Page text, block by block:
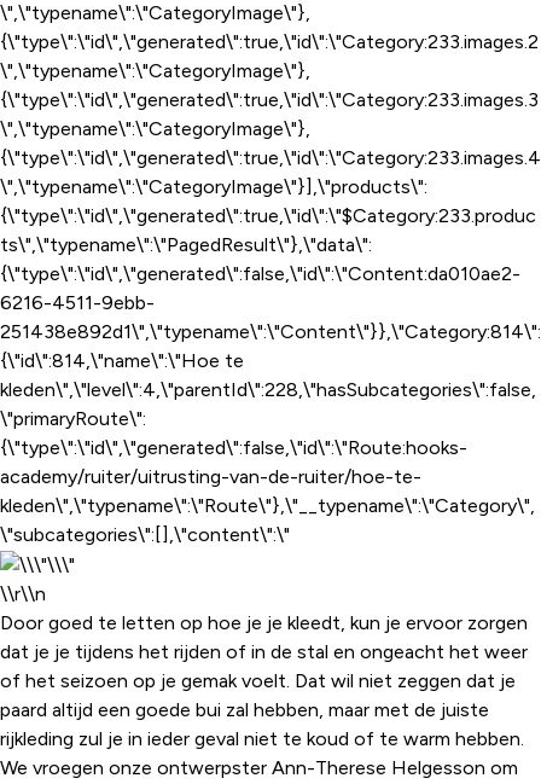
\",\"typename\":\"CategoryImage\"},
{\"type\":\"id\",\"generated\":true,\"id\":\"Category:233.images.2
\",\"typename\":\"CategoryImage\"},
{\"type\":\"id\",\"generated\":true,\"id\":\"Category:233.images.3
\",\"typename\":\"CategoryImage\"},
{\"type\":\"id\",\"generated\":true,\"id\":\"Category:233.images.4
\",\"typename\":\"CategoryImage\"}],\"products\":
{\"type\":\"id\",\"generated\":true,\"id\":\"$Category:233.produc
ts\",\"typename\":\"PagedResult\"},\"data\":
{\"type\":\"id\",\"generated\":false,\"id\":\"Content:da010ae2-
6216-4511-9ebb-
251438e892d1\",\"typename\":\"Content\"}},\"Category:814\":
{\"id\":814,\"name\":\"Hoe te
kleden\",\"level\":4,\"parentId\":228,\"hasSubcategories\":false,
\"primaryRoute\":
{\"type\":\"id\",\"generated\":false,\"id\":\"Route:hooks-
academy/ruiter/uitrusting-van-de-ruiter/hoe-te-
kleden\",\"typename\":\"Route\"},\"__typename\":\"Category\",
\"subcategories\":[],\"content\":\"
\\r\\n
Door goed te letten op hoe je je kleedt, kun je ervoor zorgen
dat je je tijdens het rijden of in de stal en ongeacht het weer
of het seizoen op je gemak voelt. Dat wil niet zeggen dat je
paard altijd een goede bui zal hebben, maar met de juiste
rijkleding zul je in ieder geval niet te koud of te warm hebben.
We vroegen onze ontwerpster Ann-Therese Helgesson om